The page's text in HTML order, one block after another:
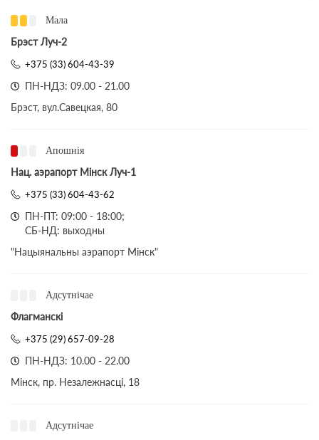
Мала
Брэст Луч-2
+375 (33) 604-43-39
ПН-НДЗ: 09.00 - 21.00
Брэст, вул.Савецкая, 80
Апошнія
Нац. аэрапорт Мінск Луч-1
+375 (33) 604-43-62
ПН-ПТ: 09:00 - 18:00;
СБ-НД: выходны
"Нацыянальны аэрапорт Мінск"
Адсутнічае
Флагманскі
+375 (29) 657-09-28
ПН-НДЗ: 10.00 - 22.00
Мінск, пр. Незалежнасці, 18
Адсутнічае